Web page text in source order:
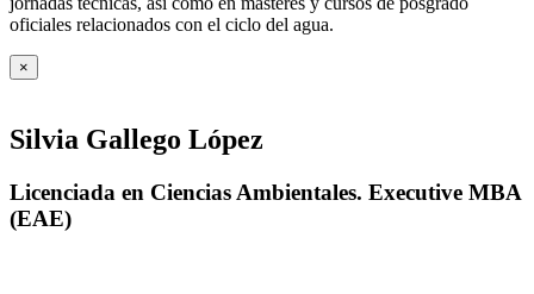
oficiales relacionados con el ciclo del agua.
×
Silvia Gallego López
Licenciada en Ciencias Ambientales. Executive MBA
(EAE)